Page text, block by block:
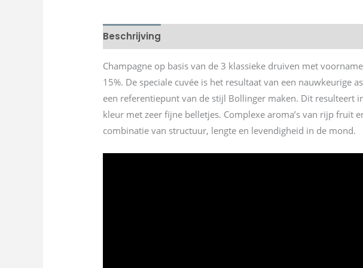
Beschrijving
Champagne op basis van de 3 klassieke druiven met
15%. De speciale cuvée is het resultaat van een nauwkeurige
een referentiepunt van de stijl Bollinger maken. Dit resulteert
kleur met zeer fijne belletjes. Complexe aroma’s van rijp fruit
combinatie van structuur, lengte en levendigheid in de mond.